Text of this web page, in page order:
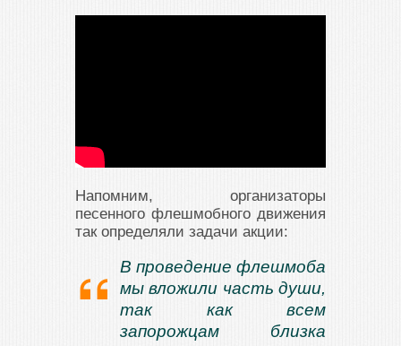
Напомним, организаторы
песенного флешмобного движения
так определяли задачи акции:
В проведение флешмоба
мы вложили часть души,
так как всем
запорожцам близка